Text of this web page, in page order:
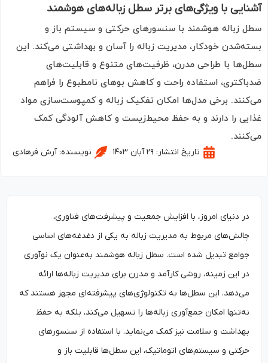
با ویژگی‌های برتر سطل زباله‌های هوشمند
زباله هوشمند با سنسورهای حرکتی و سیستم باز و
خودکار، مدیریت زباله را آسان و بهداشتی می‌کند. این
با طراحی مدرن، ظرفیت‌های متنوع و قابلیت‌های
استفاده راحت و کاهش بوهای نامطبوع را فراهم
برخی مدل‌ها امکان تفکیک زباله و کمپوست‌سازی مواد
را دارند و به حفظ محیط‌زیست و کاهش آلودگی کمک
تاریخ انتشار: ۲۹ آبان ۱۴۰۳ نویسنده:آرش فرهادی
در دنیای امروز، با افزایش جمعیت و پیشرفت‌های فناوری،
چالش‌های مربوط به مدیریت زباله به یکی از دغدغه‌های اساسی
جوامع تبدیل شده است. سطل زباله هوشمند به‌عنوان یک نوآوری
در این زمینه، روشی کارآمد و مدرن برای مدیریت زباله‌ها ارائه
می‌دهد. این سطل‌ها به تکنولوژی‌های پیشرفته‌ای مجهز هستند که
نه‌تنها امکان جمع‌آوری زباله‌ها را تسهیل می‌کند، بلکه به حفظ
بهداشت و سلامت نیز کمک می‌نماید. با استفاده از سنسورهای
حرکتی و سیستم‌های اتوماتیک، این سطل‌ها قابلیت باز و